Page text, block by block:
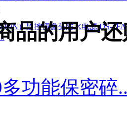
品的用户
功能保密碎